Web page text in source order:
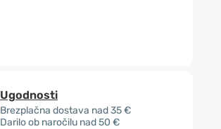
Ugodnosti
Brezplačna dostava nad 35 €
Darilo ob naročilu nad 50 €